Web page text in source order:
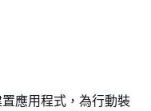
應用程式，為行動裝